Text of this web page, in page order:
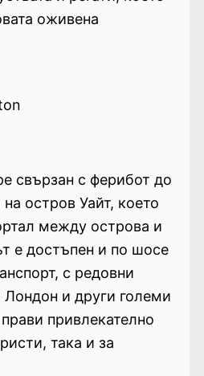
оживена
свързан с ферибот до
остров Уайт, което
между острова и
е достъпен и по шосе
с редовни
и други големи
привлекателно
така и за